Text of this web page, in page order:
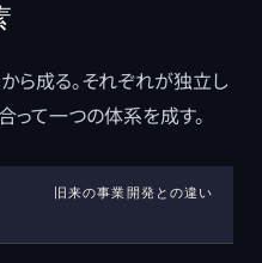
ら成る。それぞれが独立し
って一つの体系を成す。
旧来の事業開発との違い